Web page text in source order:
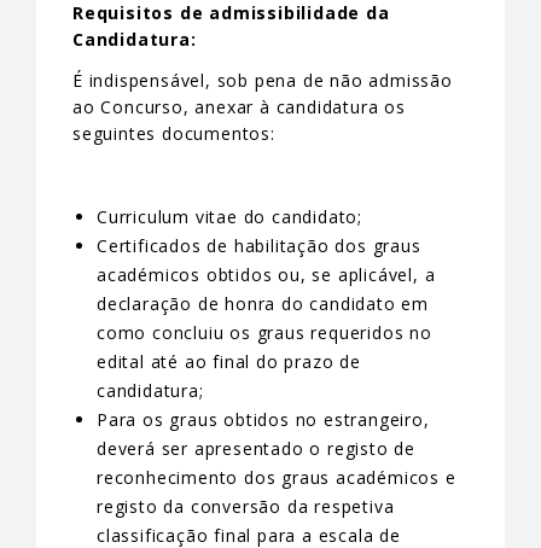
Requisitos de admissibilidade da
Candidatura:
É indispensável, sob pena de não admissão
ao Concurso, anexar à candidatura os
seguintes documentos:
Curriculum vitae do candidato;
Certificados de habilitação dos graus
académicos obtidos ou, se aplicável, a
declaração de honra do candidato em
como concluiu os graus requeridos no
edital até ao final do prazo de
candidatura;
Para os graus obtidos no estrangeiro,
deverá ser apresentado o registo de
reconhecimento dos graus académicos e
registo da conversão da respetiva
classificação final para a escala de